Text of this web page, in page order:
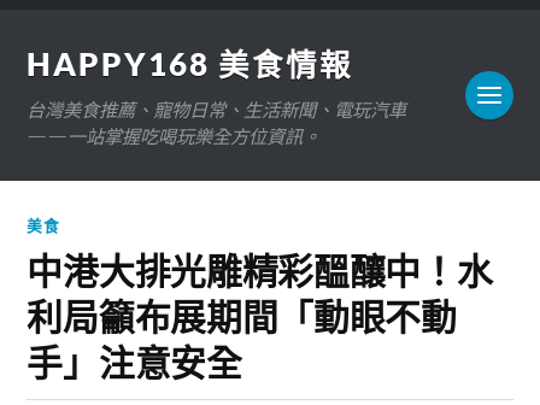
HAPPY168 美食情報
台灣美食推薦、寵物日常、生活新聞、電玩汽車
——一站掌握吃喝玩樂全方位資訊。
美食
中港大排光雕精彩醞釀中！水
利局籲布展期間「動眼不動
手」注意安全